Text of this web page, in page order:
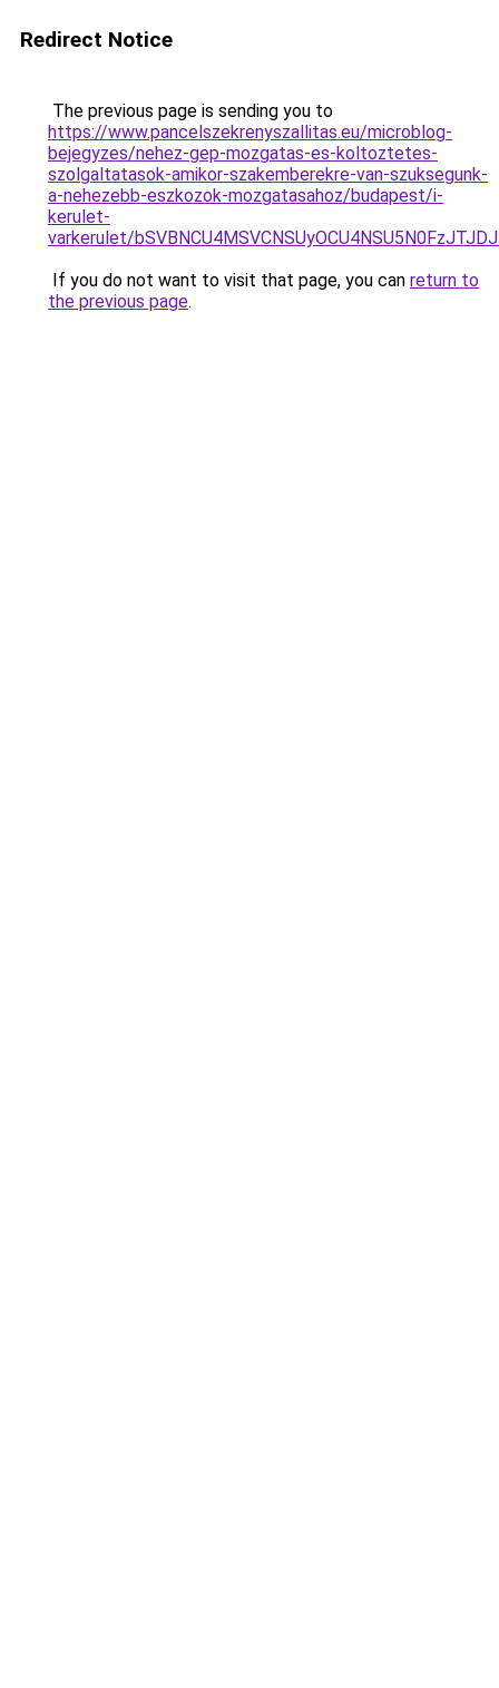
Redirect Notice
The previous page is sending you to
https://www.pancelszekrenyszallitas.eu/microblog-
bejegyzes/nehez-gep-mozgatas-es-koltoztetes-
szolgaltatasok-amikor-szakemberekre-van-szuksegunk-
a-nehezebb-eszkozok-mozgatasahoz/budapest/i-
kerulet-
varkerulet/
If you do not want to visit that page, you can return to
the previous page.